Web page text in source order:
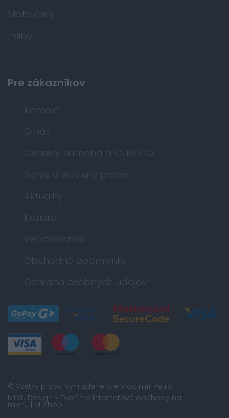
Moto diely
Prilby
Pre zákazníkov
Kontakt
O nás
Cenníky Yamaha a CFMOTO
Servis a servisné práce
Aktuality
Kariéra
Veľkoobchod
Obchodné podmienky
Ochrana osobných údajov
© Všetky práva vyhradené pre Vladimír Petro
MI:SU Design - Tvoríme internetové obchody na
mieru | MI:Shop